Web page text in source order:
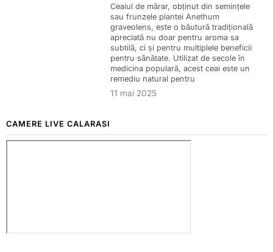
Ceaiul de mărar, obținut din semințele
sau frunzele plantei Anethum
graveolens, este o băutură tradițională
apreciată nu doar pentru aroma sa
subtilă, ci și pentru multiplele beneficii
pentru sănătate. Utilizat de secole în
medicina populară, acest ceai este un
remediu natural pentru
11 mai 2025
CAMERE LIVE CALARASI